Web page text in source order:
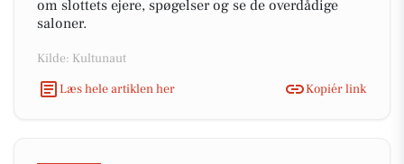
om slottets ejere, spøgelser og se de overdådige
saloner.
Kilde: Kultunaut
Læs hele artiklen her
Kopiér link